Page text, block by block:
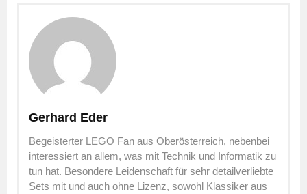
Gerhard Eder
Begeisterter LEGO Fan aus Oberösterreich, nebenbei
interessiert an allem, was mit Technik und Informatik zu
tun hat. Besondere Leidenschaft für sehr detailverliebte
Sets mit und auch ohne Lizenz, sowohl Klassiker aus